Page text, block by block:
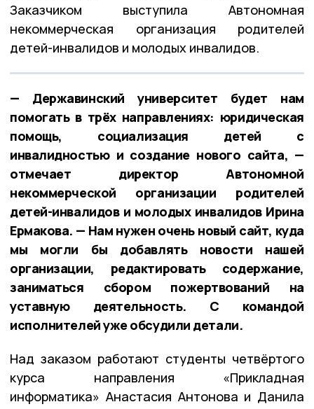
Заказчиком выступила Автономная
некоммерческая организация родителей
детей-инвалидов и молодых инвалидов.
— Державинский университет будет нам
помогать в трёх направлениях: юридическая
помощь, социализация детей с
инвалидностью и создание нового сайта, —
отмечает директор Автономной
некоммерческой организации родителей
детей-инвалидов и молодых инвалидов Ирина
Ермакова. — Нам нужен очень новый сайт, куда
мы могли бы добавлять новости нашей
организации, редактировать содержание,
заниматься сбором пожертвований на
уставную деятельность. С командой
исполнителей уже обсудили детали.
Над заказом работают студенты четвёртого
курса направления «Прикладная
информатика» Анастасия Антонова и Данила